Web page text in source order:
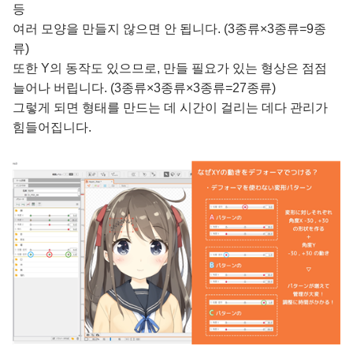
등
여러 모양을 만들지 않으면 안 됩니다. (3종류×3종류=9종
류)
또한 Y의 동작도 있으므로, 만들 필요가 있는 형상은 점점
늘어나 버립니다. (3종류×3종류×3종류=27종류)
그렇게 되면 형태를 만드는 데 시간이 걸리는 데다 관리가
힘들어집니다.